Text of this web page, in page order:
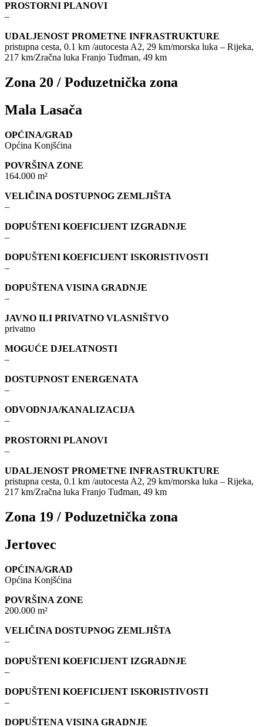
PROSTORNI PLANOVI
–
UDALJENOST PROMETNE INFRASTRUKTURE
pristupna cesta, 0.1 km /autocesta A2, 29 km/morska luka – Rijeka,
217 km/Zračna luka Franjo Tuđman, 49 km
Zona 20 / Poduzetnička zona
Mala Lasača
OPĆINA/GRAD
Općina Konjšćina
POVRŠINA ZONE
164.000 m²
VELIČINA DOSTUPNOG ZEMLJIŠTA
–
DOPUŠTENI KOEFICIJENT IZGRADNJE
–
DOPUŠTENI KOEFICIJENT ISKORISTIVOSTI
–
DOPUŠTENA VISINA GRADNJE
–
JAVNO ILI PRIVATNO VLASNIŠTVO
privatno
MOGUĆE DJELATNOSTI
–
DOSTUPNOST ENERGENATA
–
ODVODNJA/KANALIZACIJA
–
PROSTORNI PLANOVI
–
UDALJENOST PROMETNE INFRASTRUKTURE
pristupna cesta, 0.1 km /autocesta A2, 29 km/morska luka – Rijeka,
217 km/Zračna luka Franjo Tuđman, 49 km
Zona 19 / Poduzetnička zona
Jertovec
OPĆINA/GRAD
Općina Konjšćina
POVRŠINA ZONE
200.000 m²
VELIČINA DOSTUPNOG ZEMLJIŠTA
–
DOPUŠTENI KOEFICIJENT IZGRADNJE
–
DOPUŠTENI KOEFICIJENT ISKORISTIVOSTI
–
DOPUŠTENA VISINA GRADNJE